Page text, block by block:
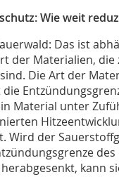
Wie weit
Das ist
der Materialien, die
Die Art der
Material unter
Wird der
des
kann